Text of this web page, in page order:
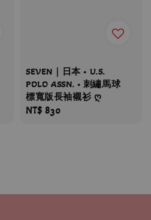
SEVEN｜日本 • U.S.
POLO ASSN. • 刺繡馬球
標寬版長袖襯衫 ღ
Regular
NT$ 830